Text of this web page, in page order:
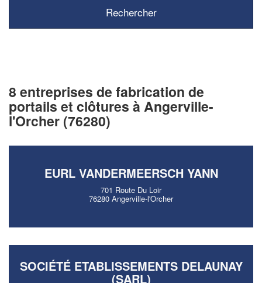
8 entreprises de fabrication de
portails et clôtures à Angerville-
l'Orcher (76280)
EURL VANDERMEERSCH YANN
701 Route Du Loir
76280 Angerville-l'Orcher
SOCIÉTÉ ETABLISSEMENTS DELAUNAY
(SARL)